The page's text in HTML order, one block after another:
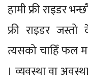
हामी फ्री राइडर
फ्री राइडर
त्यसको चाहिँ फल
। व्यवस्था वा